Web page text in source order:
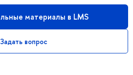
материалы в LMS
Задать вопрос